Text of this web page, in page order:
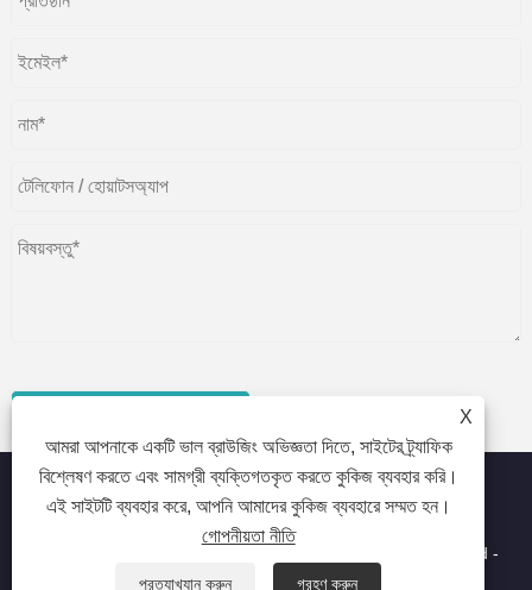
X
আমরা আপনাকে একটি ভাল ব্রাউজিং অভিজ্ঞতা দিতে, সাইটের ট্র্যাফিক
বিশ্লেষণ করতে এবং সামগ্রী ব্যক্তিগতকৃত করতে কুকিজ ব্যবহার করি।
এই সাইটটি ব্যবহার করে, আপনি আমাদের কুকিজ ব্যবহারে সম্মত হন।
গোপনীয়তা নীতি
প্রত্যাখ্যান করুন গ্রহণ করুন
কপিরাইট © 2023 Beijing Oriental Wison Technology Co., Limited -
লেজার হেয়ার রিমুভাল, হেয়ার রিমুভাল, লেজার বিউটি মেশিন - সর্বস্বত্ব সংরক্ষিত৷